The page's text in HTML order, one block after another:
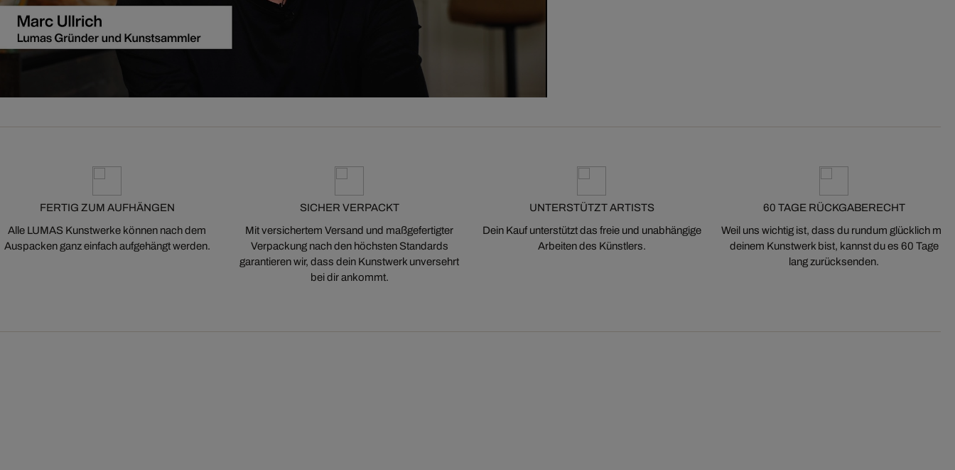
FERTIG ZUM AUFHÄNGEN
Alle LUMAS Kunstwerke können nach dem
Auspacken ganz einfach aufgehängt werden.
SICHER VERPACKT
Mit versichertem Versand und maßgefertigter
Verpackung nach den höchsten Standards
garantieren wir, dass dein Kunstwerk unversehrt
bei dir ankommt.
UNTERSTÜTZT ARTISTS
Dein Kauf unterstützt das freie und unabhängige
Arbeiten des Künstlers.
60 TAGE RÜCKGABERECHT
Weil uns wichtig ist, dass du rundum glücklich mit
deinem Kunstwerk bist, kannst du es 60 Tage
lang zurücksenden.